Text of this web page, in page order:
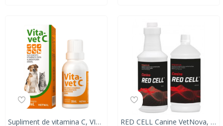
Supliment de vitamina C, VITA-VET C, Vetnil, 30ML RED CELL Canine VetNova, 450 ml